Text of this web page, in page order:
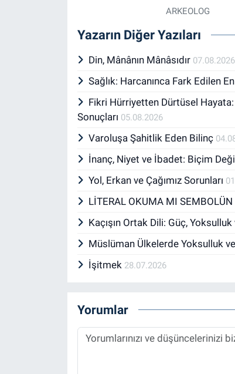
ARKEOLOG
Yazarın Diğer Yazıları
Din, Mânânın Mânâsıdır 07.08.2026
Sağlık: Harcanınca Fark Edilen
Fikri Hürriyetten Dürtüsel
Sonuçları 05.08.2026
Varoluşa Şahitlik Eden Bilinç
İnanç, Niyet ve İbadet: Biçim
Yol, Erkan ve Çağımız Sorunları
LİTERAL OKUMA MI
Kaçışın Ortak Dili: Güç,
Müslüman Ülkelerde Yoksulluk
İşitmek 28.07.2026
Yorumlar